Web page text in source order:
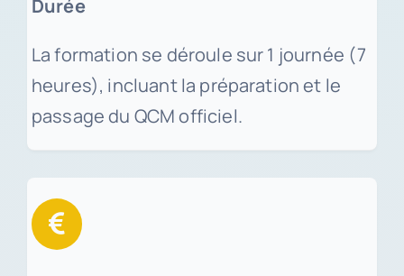
Durée
La formation se déroule sur 1 journée (7
heures), incluant la préparation et le
passage du QCM officiel.